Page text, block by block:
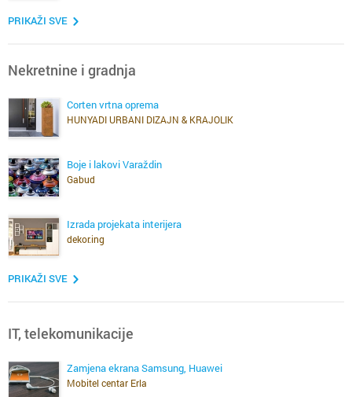
PRIKAŽI SVE
Nekretnine i gradnja
Corten vrtna oprema
HUNYADI URBANI DIZAJN & KRAJOLIK
Boje i lakovi Varaždin
Gabud
Izrada projekata interijera
dekor.ing
PRIKAŽI SVE
IT, telekomunikacije
Zamjena ekrana Samsung, Huawei
Mobitel centar Erla